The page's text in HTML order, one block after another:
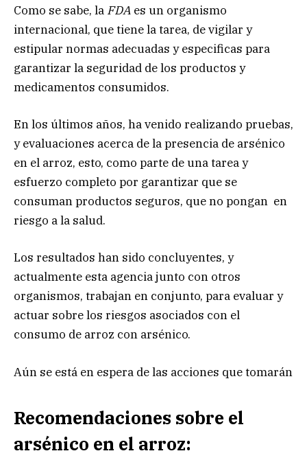
Como se sabe, la FDA es un organismo
internacional, que tiene la tarea, de vigilar y
estipular normas adecuadas y especificas para
garantizar la seguridad de los productos y
medicamentos consumidos.
En los últimos años, ha venido realizando pruebas,
y evaluaciones acerca de la presencia de arsénico
en el arroz, esto, como parte de una tarea y
esfuerzo completo por garantizar que se
consuman productos seguros, que no pongan en
riesgo a la salud.
Los resultados han sido concluyentes, y
actualmente esta agencia junto con otros
organismos, trabajan en conjunto, para evaluar y
actuar sobre los riesgos asociados con el
consumo de arroz con arsénico.
Aún se está en espera de las acciones que tomarán
Recomendaciones sobre el
arsénico en el arroz: